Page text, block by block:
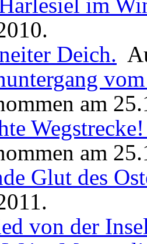
Deich.
am
am
Glut des
von der